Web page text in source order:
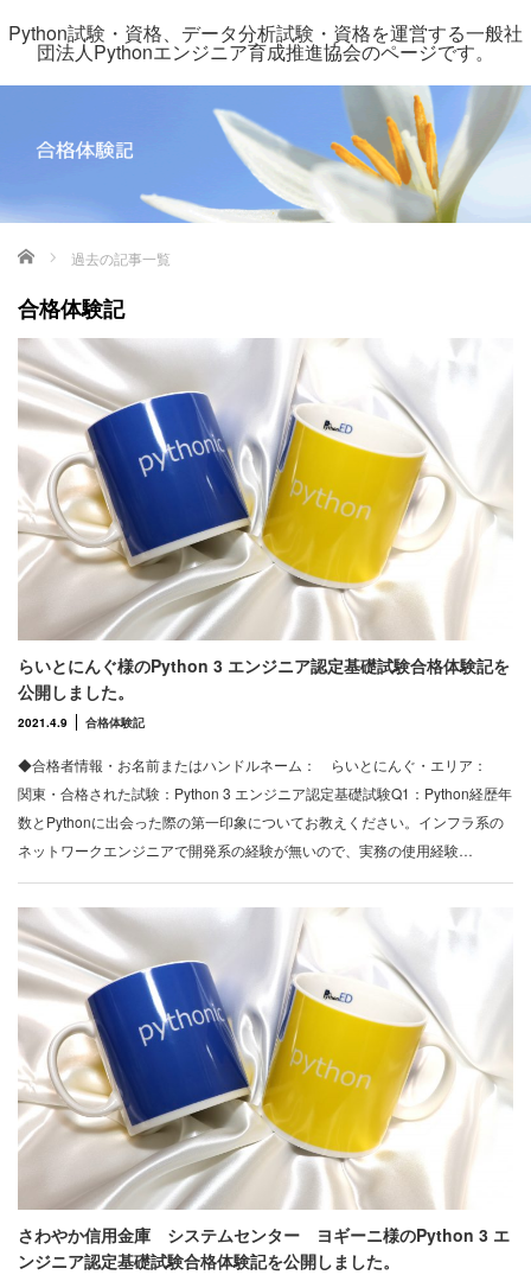
Python試験・資格、データ分析試験・資格を運営する一般社
団法人Pythonエンジニア育成推進協会のページです。
ホーム 過去の記事一覧
合格体験記
らいとにんぐ様のPython 3 エンジニア認定基礎試験合格体験記を
公開しました。
2021.4.9 合格体験記
◆合格者情報・お名前またはハンドルネーム： らいとにんぐ・エリア：
関東・合格された試験：Python 3 エンジニア認定基礎試験Q1：Python経歴年
数とPythonに出会った際の第一印象についてお教えください。インフラ系の
ネットワークエンジニアで開発系の経験が無いので、実務の使用経験…
さわやか信用金庫 システムセンター ヨギーニ様のPython 3 エ
ンジニア認定基礎試験合格体験記を公開しました。